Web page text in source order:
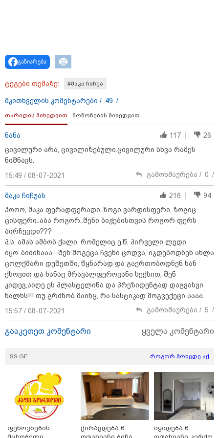
20:31 / 08-08-2026
"ის ამბავი ხომ გახსოვთ, ნიკა მელიას რომ თავს
პროკურატურა 126-ე მუხლის პირველი ნაწილით
ბრალს წამიყენებს" - ცოტნე მირცხულავა
"ზურგს უკან ლაჩრულად მომეპარნენ და თავს
დამესხნენ - ასფალტზე თავი მრავალჯერ
დამარტყმევინეს, მირტყეს მუშტები" - რას ჰყვება
კურიერი, რომელსაც არასრულწლოვანები სასტიკად
გაუსწორდნენ?
გაზიარება
ტეგები თემაზე: #მაკა ჩიჩუა
მკითხველის კომენტარები / 49 /
თარიღის მიხედვით მოწონების მიხედვით
ნანა 117
26
ცივილური არა, ცივილიზებული.ცივილური სხვა რამეს
ნიშნავს.
15:49 / 08-07-2021
გამოხმაურება / 0 /
მაკა ჩიჩუას 216
94
ჰოოო, მაკა ფერადფერადი..ზოგი ვარდისფერი, ზოგიც
ცისფერი..აბა როგორ..შენი ბიჭებისთვის როგორ ფერს
აირჩევდი???
პ.ს. ამას ამბობ ქალი, რომელიც ე.წ. პირველი ლედი
იყო..ბიძინააა--შენ მოგეცა ჩვენი ცოდვა, იჯდებოდნენ ახლა
ცოლქმარი დუშეთში, წყნარად და გაერთობოდნენ ხან
ქსოვით და ხანაც მრავალფეროვანი სექსით, შენ
კიდევ,აიღე ეს პლასტელინა და პრეზიდენტად დაგვასვი
ხალხს!!! თუ გრძნობ მაინც, რა სასტიკად მოგვექეცი აააა..
15:57 / 08-07-2021
გამოხმაურება / 5 /
გააკეთეთ კომენტარი ყველა კომენტარი
SS.GE როგორ მოხვდე აქ
ფენოვნების
ქირავდება 6
იყიდება 6